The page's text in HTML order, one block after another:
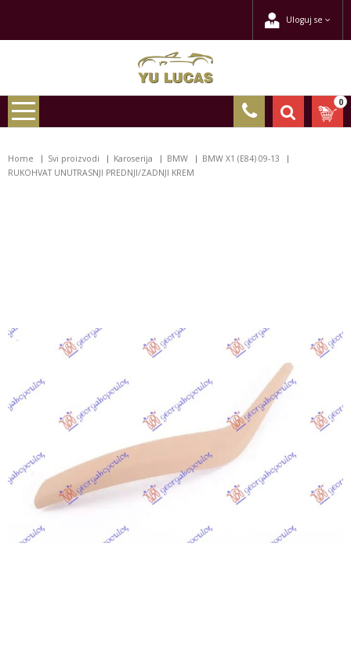
Uloguj se
0
Home Svi proizvodi Karoserija BMW
BMW X1 (E84) 09-13
RUKOHVAT UNUTRASNJI PREDNJI/ZADNJI KREM